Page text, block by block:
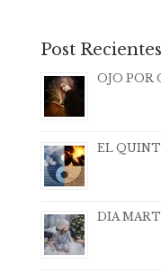
Post Recientes
OJO POR
EL
DIA